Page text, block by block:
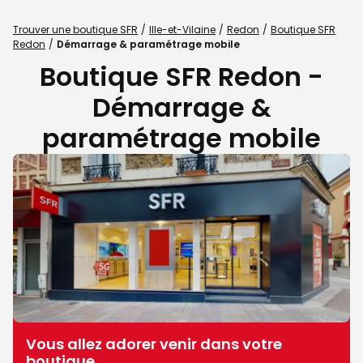
Trouver une boutique SFR Ille-et-Vilaine Redon
Boutique SFR
Redon
Démarrage & paramétrage mobile
Boutique SFR Redon -
Démarrage &
paramétrage mobile
Vous allez adorer venir dans votre